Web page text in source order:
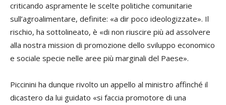
criticando aspramente le scelte politiche comunitarie
sull’agroalimentare, definite: «a dir poco ideologizzate». Il
rischio, ha sottolineato, è «di non riuscire più ad assolvere
alla nostra mission di promozione dello sviluppo economico
e sociale specie nelle aree più marginali del Paese».
Piccinini ha dunque rivolto un appello al ministro affinché il
dicastero da lui guidato «si faccia promotore di una